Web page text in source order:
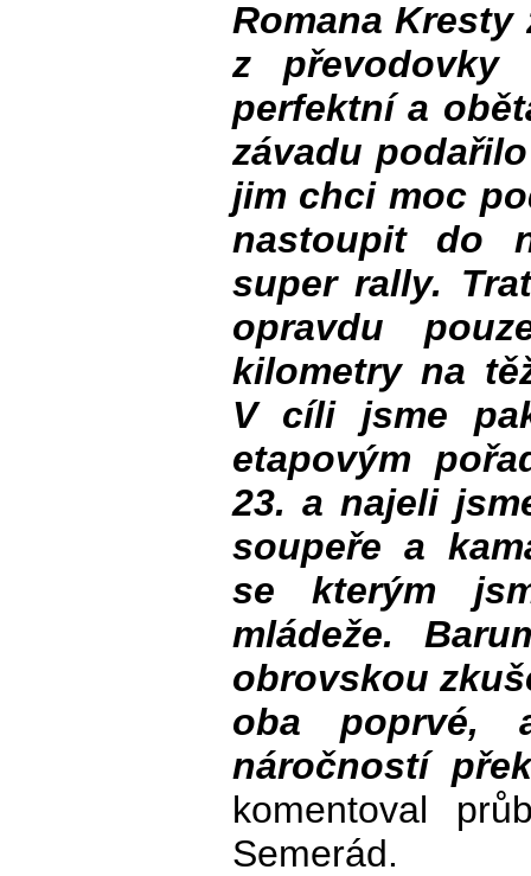
Romana
z převodovky
perfektní a
závadu
jim chci moc
nastoupit do
super rally.
opravdu
kilometry na
V cíli jsme
etapovým
23. a najeli
soupeře a
se kterým
mládeže.
obrovskou
oba
náročností
komentoval
Semerád.